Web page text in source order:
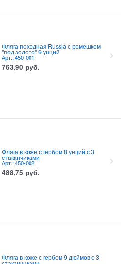
Фляга походная Russia с ремешком
"под золото" 9 унций
Арт.: 450-001
763,90 руб.
Фляга в коже с гербом 8 унций с 3
стаканчиками
Арт.: 450-002
488,75 руб.
Фляга в коже с гербом 9 дюймов с 3